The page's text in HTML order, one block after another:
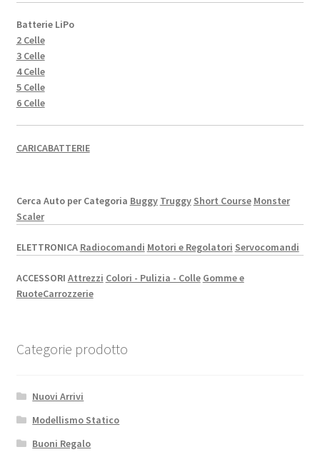
Batterie LiPo
2 Celle
3 Celle
4 Celle
5 Celle
6 Celle
CARICABATTERIE
Cerca Auto per Categoria Buggy Truggy Short Course Monster
Scaler
ELETTRONICA Radiocomandi Motori e Regolatori Servocomandi
ACCESSORI Attrezzi Colori - Pulizia - Colle Gomme e
RuoteCarrozzerie
Categorie prodotto
Nuovi Arrivi
Modellismo Statico
Buoni Regalo